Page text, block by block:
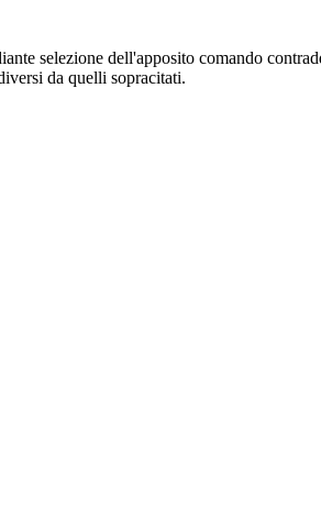
selezione dell'apposito comando
da quelli sopracitati.